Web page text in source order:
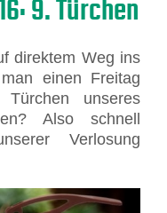
9. Türchen
direktem Weg ins
einen Freitag
unseres
Also schnell
Verlosung